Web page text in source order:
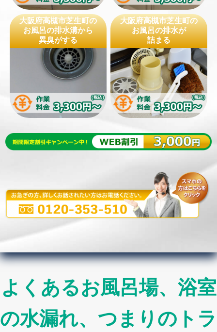
大阪府高槻市芝生町の
お風呂の排水溝から
異臭がする
大阪府高槻市芝生町の
お風呂の排水が
詰まる
よくあるお風呂場、浴室
の水漏れ、つまりのトラ